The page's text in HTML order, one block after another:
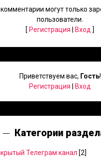
могут только
пользователи.
[ Регистрация Вход ]
Приветствуем вас, Гость!
Регистрация
Вход
Категории
Телеграм канал [2]